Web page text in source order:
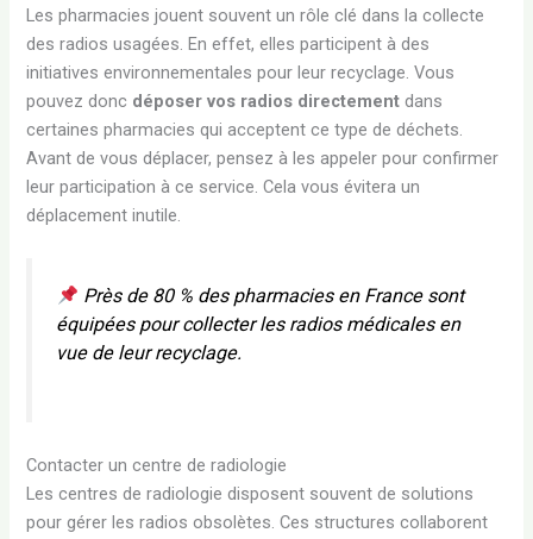
Les pharmacies jouent souvent un rôle clé dans la collecte
des radios usagées. En effet, elles participent à des
initiatives environnementales pour leur recyclage. Vous
pouvez donc déposer vos radios directement dans
certaines pharmacies qui acceptent ce type de déchets.
Avant de vous déplacer, pensez à les appeler pour confirmer
leur participation à ce service. Cela vous évitera un
déplacement inutile.
Près de 80 % des pharmacies en France sont
équipées pour collecter les radios médicales en
vue de leur recyclage.
Contacter un centre de radiologie
Les centres de radiologie disposent souvent de solutions
pour gérer les radios obsolètes. Ces structures collaborent